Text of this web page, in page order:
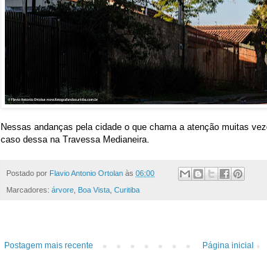
Nessas andanças pela cidade o que chama a atenção muitas
caso dessa na Travessa Medianeira.
Postado por Flavio Antonio Ortolan às 06:00
Marcadores: árvore Boa Vista Curitiba
Postagem mais recente Página inicial